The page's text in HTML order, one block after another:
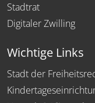
Stadtrat
Digitaler Zwilling
Wichtige Links
Stadt der